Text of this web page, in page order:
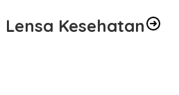
Lensa Kesehatan